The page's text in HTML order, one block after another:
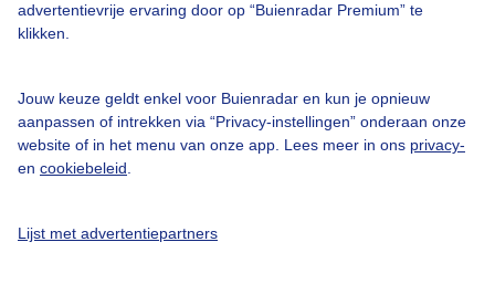
advertentievrije ervaring door op “Buienradar Premium” te
klikken.
Jouw keuze geldt enkel voor Buienradar en kun je opnieuw
aanpassen of intrekken via “Privacy-instellingen” onderaan onze
website of in het menu van onze app. Lees meer in ons privacy-
en cookiebeleid
Lijst met advertentiepartners
Gebruikersvoorwaarden
Buienradar Team
Privacy beleid
Cookie beleid
Gratis weerdata